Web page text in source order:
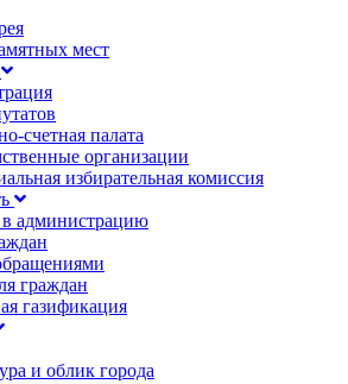
мест
счетная палата
организации
избирательная комиссия
администрацию
граждан
газификация
и облик города